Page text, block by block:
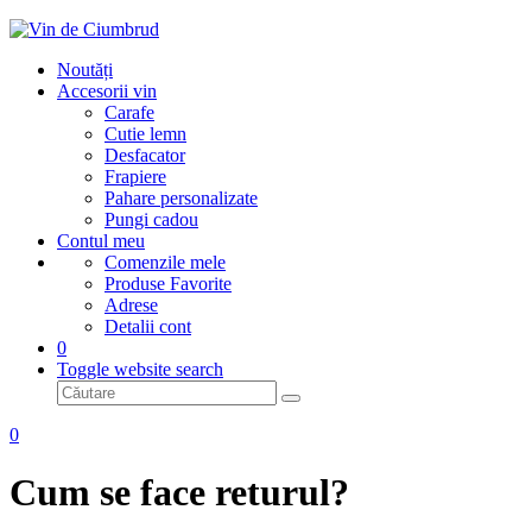
Noutăți
Accesorii vin
Carafe
Cutie lemn
Desfacator
Frapiere
Pahare personalizate
Pungi cadou
Contul meu
Comenzile mele
Produse Favorite
Adrese
Detalii cont
0
Toggle website search
0
Cum se face returul?